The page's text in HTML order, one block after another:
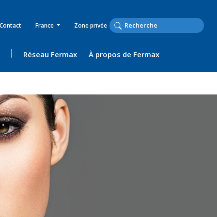
France Zone privée
Réseau Fermax À propos de Fermax